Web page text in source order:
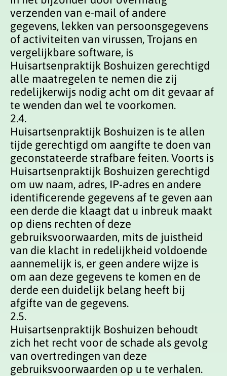
verzenden van e-mail of andere
gegevens, lekken van persoonsgegevens
of activiteiten van virussen, Trojans en
vergelijkbare software, is
Huisartsenpraktijk Boshuizen gerechtigd
alle maatregelen te nemen die zij
redelijkerwijs nodig acht om dit gevaar af
te wenden dan wel te voorkomen.
2.4.
Huisartsenpraktijk Boshuizen is te allen
tijde gerechtigd om aangifte te doen van
geconstateerde strafbare feiten. Voorts is
Huisartsenpraktijk Boshuizen gerechtigd
om uw naam, adres, IP-adres en andere
identificerende gegevens af te geven aan
een derde die klaagt dat u inbreuk maakt
op diens rechten of deze
gebruiksvoorwaarden, mits de juistheid
van die klacht in redelijkheid voldoende
aannemelijk is, er geen andere wijze is
om aan deze gegevens te komen en de
derde een duidelijk belang heeft bij
afgifte van de gegevens.
2.5.
Huisartsenpraktijk Boshuizen behoudt
zich het recht voor de schade als gevolg
van overtredingen van deze
gebruiksvoorwaarden op u te verhalen.